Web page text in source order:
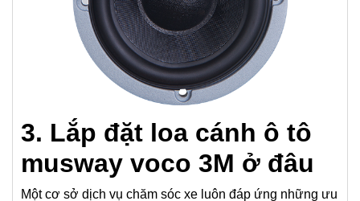
3. Lắp đặt loa cánh ô tô
musway voco 3M ở đâu
Một cơ sở dịch vụ chăm sóc xe luôn đáp ứng những ưu